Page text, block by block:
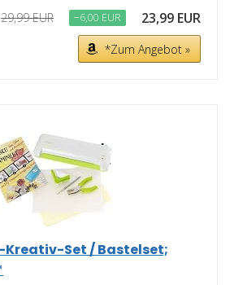
29,99 EUR −6,00 EUR 23,99 EUR
*Zum Angebot »
Kreativ-Set / Bastelset;